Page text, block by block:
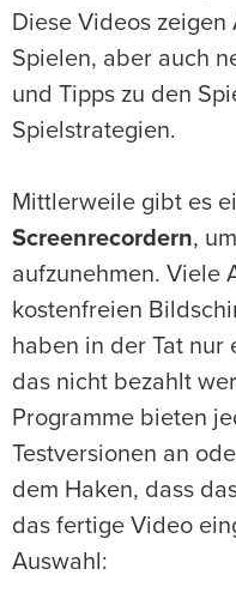
Diese Videos
Spielen, aber auch
und Tipps zu den
Spielstrategien.
Mittlerweile gibt es
Screenrecordern,
aufzunehmen. Viele
kostenfreien
haben in der Tat nur
das nicht bezahlt
Programme bieten
Testversionen an
dem Haken, dass
das fertige Video
Auswahl: